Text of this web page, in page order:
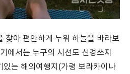
찾아 편안하게 누워 하늘을 바라보
에서는 누구의 시선도 신경쓰지
있는 해외여행지(가령 보라카이나